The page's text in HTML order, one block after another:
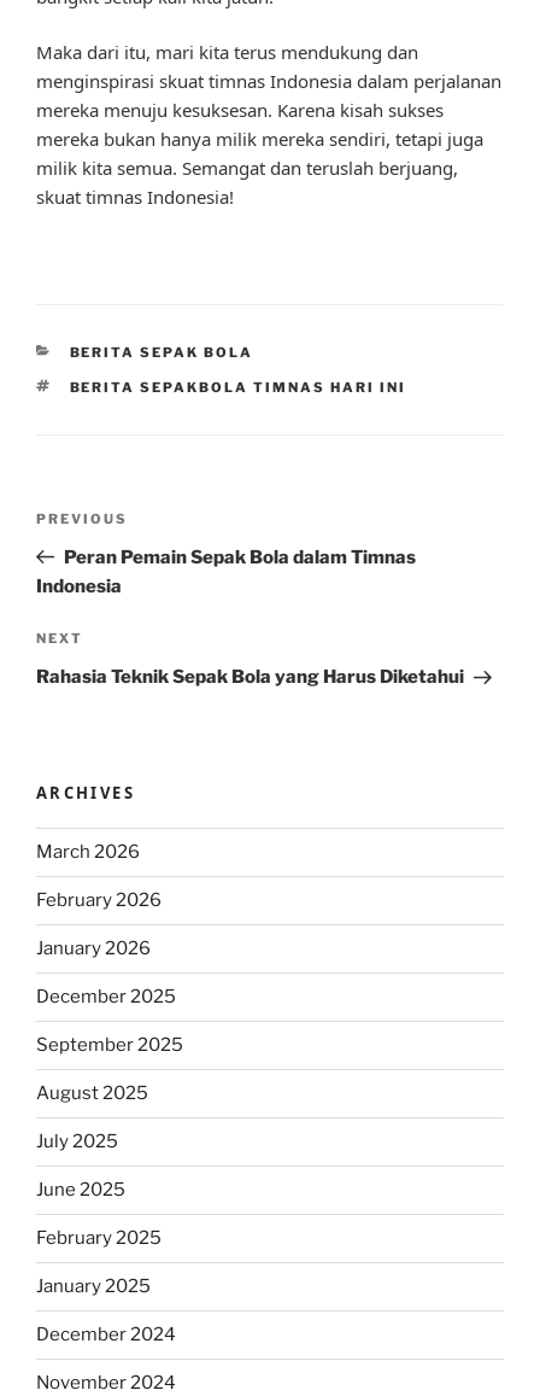
Maka dari itu, mari kita terus mendukung dan
menginspirasi skuat timnas Indonesia dalam perjalanan
mereka menuju kesuksesan. Karena kisah sukses
mereka bukan hanya milik mereka sendiri, tetapi juga
milik kita semua. Semangat dan teruslah berjuang,
skuat timnas Indonesia!
CATEGORIES
BERITA SEPAK BOLA
TAGS
BERITA SEPAKBOLA TIMNAS HARI INI
Previous
Post
PREVIOUS
Peran Pemain Sepak Bola dalam Timnas
Indonesia
Next
Post
NEXT
Rahasia Teknik Sepak Bola yang Harus Diketahui
ARCHIVES
March 2026
February 2026
January 2026
December 2025
September 2025
August 2025
July 2025
June 2025
February 2025
January 2025
December 2024
November 2024